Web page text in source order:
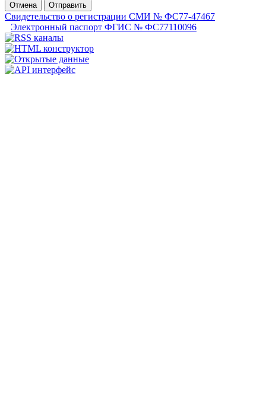
Отмена
Отправить
Свидетельство о регистрации СМИ № ФС77-47467
Электронный паспорт ФГИС № ФС77110096